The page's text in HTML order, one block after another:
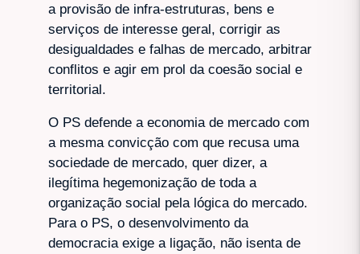
a provisão de infra-estruturas, bens e
serviços de interesse geral, corrigir as
desigualdades e falhas de mercado, arbitrar
conflitos e agir em prol da coesão social e
territorial.
O PS defende a economia de mercado com
a mesma convicção com que recusa uma
sociedade de mercado, quer dizer, a
ilegítima hegemonização de toda a
organização social pela lógica do mercado.
Para o PS, o desenvolvimento da
democracia exige a ligação, não isenta de